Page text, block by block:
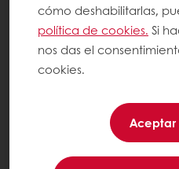
cómo deshabilitarlas,
política de cookies. Si
nos das el
cookies.
Aceptar